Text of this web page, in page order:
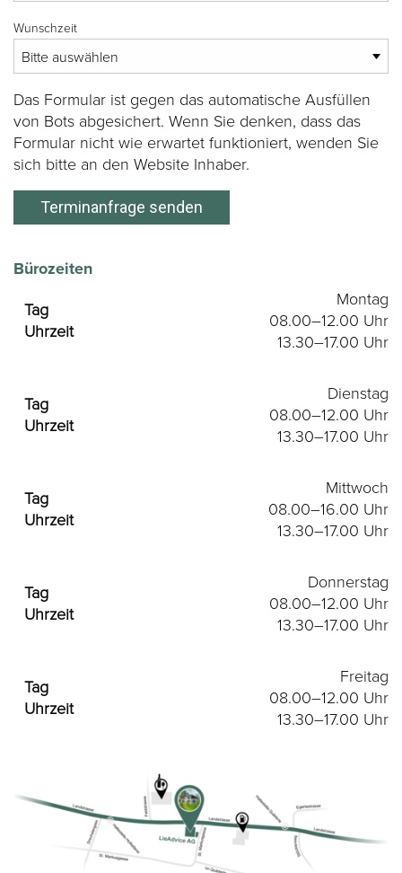
Wunschzeit
Das Formular ist gegen das automatische Ausfüllen
von Bots abgesichert. Wenn Sie denken, dass das
Formular nicht wie erwartet funktioniert, wenden Sie
sich bitte an den Website Inhaber.
Terminanfrage senden
Bürozeiten
Montag
08.00–12.00 Uhr
13.30–17.00 Uhr
Dienstag
08.00–12.00 Uhr
13.30–17.00 Uhr
Mittwoch
08.00–16.00 Uhr
13.30–17.00 Uhr
Donnerstag
08.00–12.00 Uhr
13.30–17.00 Uhr
Freitag
08.00–12.00 Uhr
13.30–17.00 Uhr